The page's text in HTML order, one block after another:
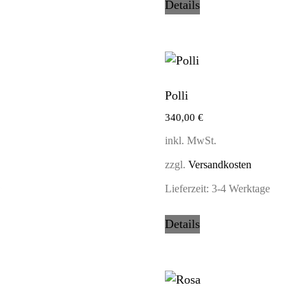
Details
Polli
340,00 €
inkl. MwSt.
zzgl. Versandkosten
Lieferzeit: 3-4 Werktage
Details